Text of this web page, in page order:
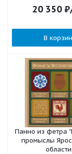
20 350₽
В
Панно из фетра
промыслы